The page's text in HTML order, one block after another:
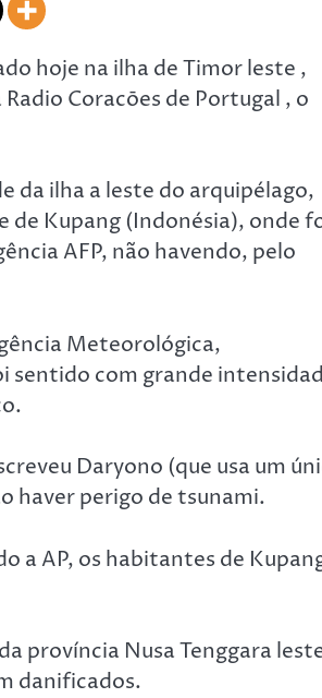
hoje na ilha de Timor leste ,
Coracōes de Portugal , o
da ilha a leste do arquipélago,
de Kupang (Indonésia), onde
AFP, não havendo, pelo
Meteorológica,
sentido com grande
Daryono (que usa um
haver perigo de tsunami.
a AP, os habitantes de
província Nusa Tenggara
danificados.